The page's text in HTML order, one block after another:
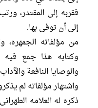
فقربه إلى المقتدر،
إلى أن توفى بها.
من مؤلفاته الجمهره،
وکتابه هذا جمع فیه
والوصايا النافعة
واشتهار مؤلفاته لم
ذکره له العلامه